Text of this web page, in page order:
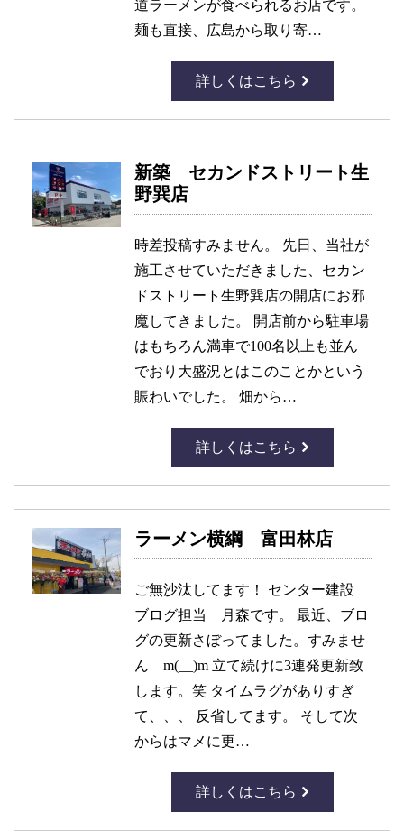
道ラーメンが食べられるお店です。
麺も直接、広島から取り寄…
詳しくはこちら
新築 セカンドストリート生
野巽店
時差投稿すみません。 先日、当社が
施工させていただきました、セカン
ドストリート生野巽店の開店にお邪
魔してきました。 開店前から駐車場
はもちろん満車で100名以上も並ん
でおり大盛況とはこのことかという
賑わいでした。 畑から…
詳しくはこちら
ラーメン横綱 富田林店
ご無沙汰してます！ センター建設
ブログ担当 月森です。 最近、ブロ
グの更新さぼってました。すみませ
ん m(__)m 立て続けに3連発更新致
します。笑 タイムラグがありすぎ
て、、、 反省してます。 そして次
からはマメに更…
詳しくはこちら